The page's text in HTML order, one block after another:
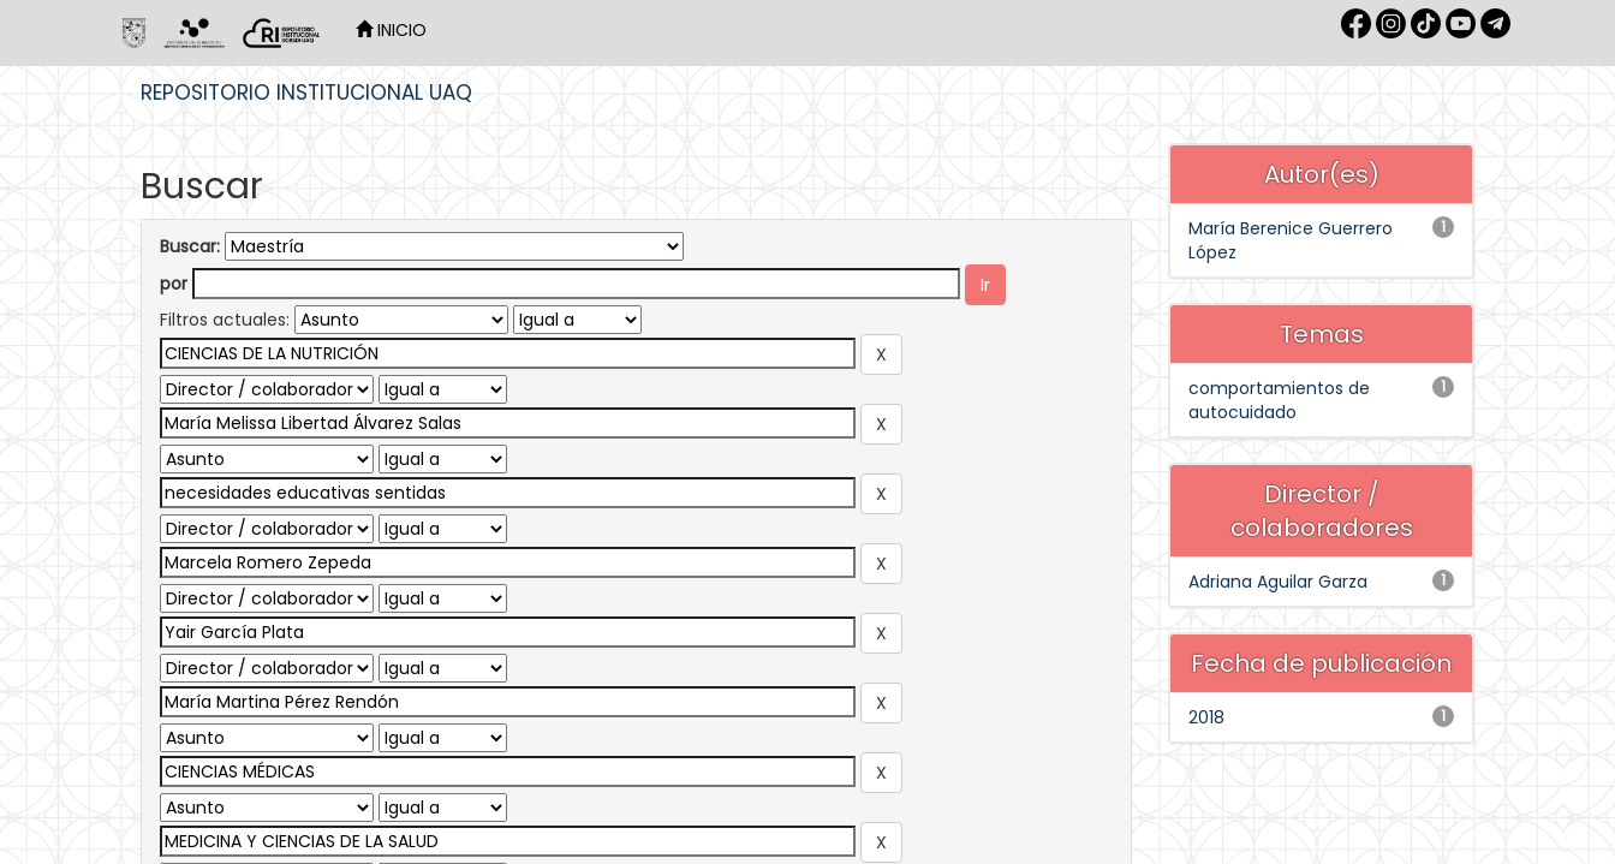
INICIO
REPOSITORIO INSTITUCIONAL UAQ
Buscar
Buscar:
por
Filtros actuales:
Autor(es)
1
María Berenice Guerrero
López
Temas
1
comportamientos de
autocuidado
Director /
colaboradores
1
Adriana Aguilar Garza
Fecha de publicación
1
2018